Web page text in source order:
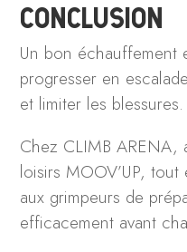
CONCLUSION
Un bon échauffement
progresser en
et limiter les blessures.
Chez CLIMB ARENA,
loisirs MOOV’UP,
aux grimpeurs de
efficacement avant